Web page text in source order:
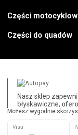
Części
Części do quadów
Nasz sklep
błyskawiczne,
Możesz wygodnie
Visa